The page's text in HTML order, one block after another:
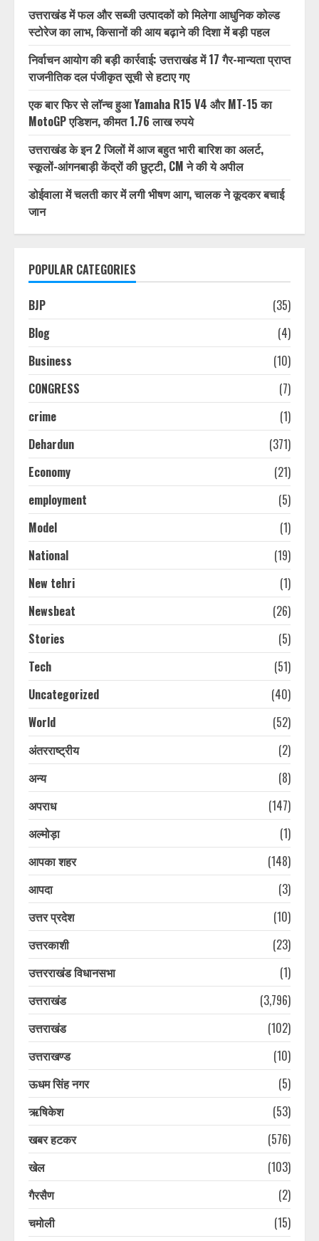
उत्तराखंड में फल और सब्जी उत्पादकों को मिलेगा आधुनिक कोल्ड
स्टोरेज का लाभ, किसानों की आय बढ़ाने की दिशा में बड़ी पहल
निर्वाचन आयोग की बड़ी कार्रवाई: उत्तराखंड में 17 गैर-मान्यता प्राप्त
राजनीतिक दल पंजीकृत सूची से हटाए गए
एक बार फिर से लॉन्च हुआ Yamaha R15 V4 और MT-15 का
MotoGP एडिशन, कीमत 1.76 लाख रुपये
उत्तराखंड के इन 2 जिलों में आज बहुत भारी बारिश का अलर्ट,
स्कूलों-आंगनबाड़ी केंद्रों की छुट्टी, CM ने की ये अपील
डोईवाला में चलती कार में लगी भीषण आग, चालक ने कूदकर बचाई
जान
POPULAR CATEGORIES
BJP
(35)
Blog
(4)
Business
(10)
CONGRESS
(7)
crime
(1)
Dehardun
(371)
Economy
(21)
employment
(5)
Model
(1)
National
(19)
New tehri
(1)
Newsbeat
(26)
Stories
(5)
Tech
(51)
Uncategorized
(40)
World
(52)
अंतरराष्ट्रीय
(2)
अन्य
(8)
अपराध
(147)
अल्मोड़ा
(1)
आपका शहर
(148)
आपदा
(3)
उत्तर प्रदेश
(10)
उत्तरकाशी
(23)
उत्तरराखंड विधानसभा
(1)
उत्तराखंड
(3,796)
उत्तराखंड
(102)
उत्तराखण्ड
(10)
ऊधम सिंह नगर
(5)
ऋषिकेश
(53)
खबर हटकर
(576)
खेल
(103)
गैरसैण
(2)
चमोली
(15)